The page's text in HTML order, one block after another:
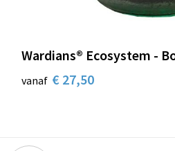
Wardians® Ecosystem -
vanaf € 27,50